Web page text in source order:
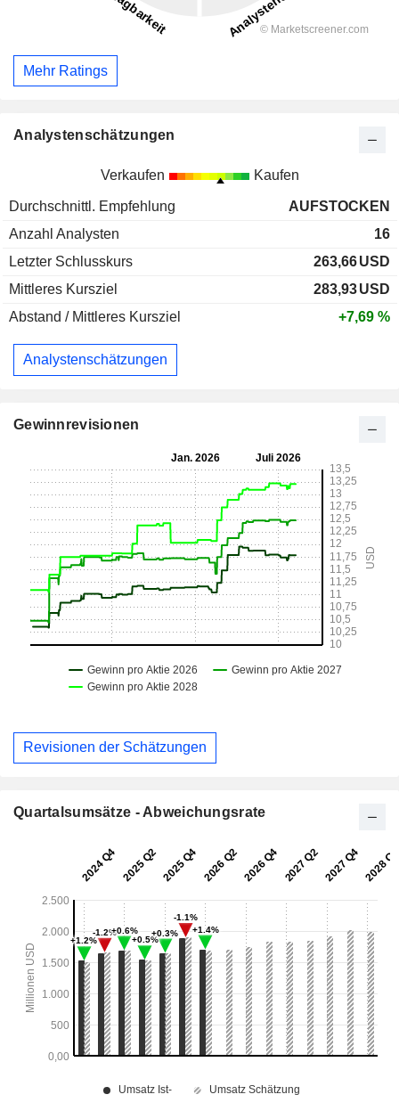
Mehr Ratings
Analystenschätzungen
Verkaufen Kaufen
Durchschnittl. Empfehlung
AUFSTOCKEN
Anzahl Analysten
16
Letzter Schlusskurs
263,66USD
Mittleres Kursziel
283,93USD
Abstand / Mittleres Kursziel
+7,69 %
Analystenschätzungen
Gewinnrevisionen
Revisionen der Schätzungen
Quartalsumsätze - Abweichungsrate